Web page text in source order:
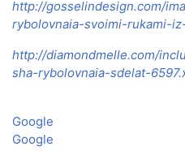
http://gosselindesign.com/
rybolovnaia-svoimi-rukami-
http://diamondmelle.com/
sha-rybolovnaia-sdelat-
Google
Google